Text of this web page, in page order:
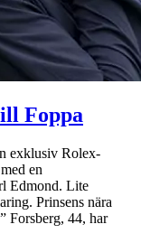
Foppa
exklusiv Rolex-
en
Edmond. Lite
Prinsens nära
Forsberg, 44, har